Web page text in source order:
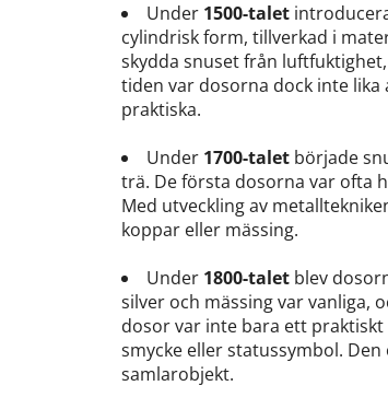
Under 1500-talet
cylindrisk form, tillverkad i
skydda snuset från
tiden var dosorna dock inte
praktiska.
Under 1700-talet började
trä. De första dosorna var ofta
Med utveckling av
koppar eller mässing.
Under 1800-talet blev
silver och mässing var vanliga,
dosor var inte bara ett
smycke eller statussymbol.
samlarobjekt.